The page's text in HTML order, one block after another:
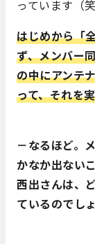
っています（笑
はじめから「
ず、メンバー
の中にアンテ
って、それを
－なるほど。
かなか出ない
西出さんは、
ているのでし